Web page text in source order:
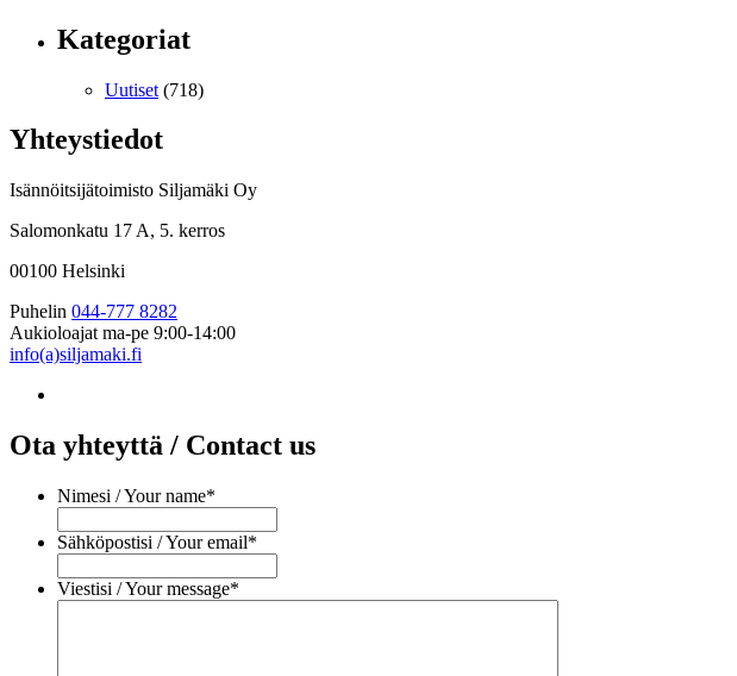
Kategoriat
Uutiset (718)
Yhteystiedot
Isännöitsijätoimisto Siljamäki Oy
Salomonkatu 17 A, 5. kerros
00100 Helsinki
Puhelin 044-777 8282
Aukioloajat ma-pe 9:00-14:00
info(a)siljamaki.fi
Ota yhteyttä / Contact us
Nimesi / Your name*
Sähköpostisi / Your email*
Viestisi / Your message*